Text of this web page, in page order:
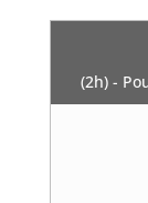
(2h) -